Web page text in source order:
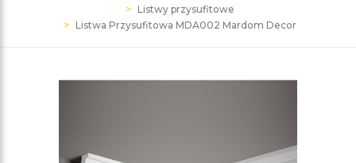
Listwy przysufitowe
Listwa Przysufitowa MDA002 Mardom Decor